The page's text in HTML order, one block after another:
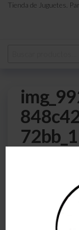
Tienda de Juguetes.
72bb_1